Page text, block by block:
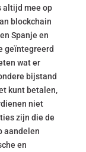
altijd mee op
blockchain
Spanje en
geïntegreerd
wat er
bijstand
kunt betalen,
niet
zijn die de
aandelen
en